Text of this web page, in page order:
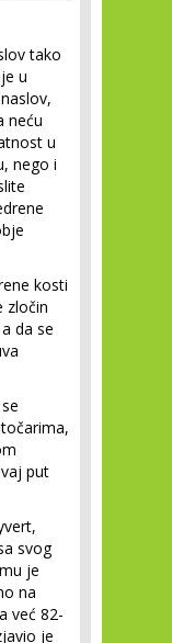
tako
u
neću
u
nego i
kosti
zločin
da se
put
svog
je
na
već 82-
je